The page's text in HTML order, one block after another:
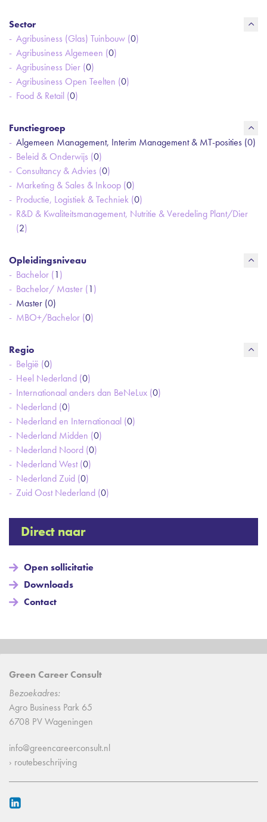
Sector
Agribusiness (Glas) Tuinbouw (0)
Agribusiness Algemeen (0)
Agribusiness Dier (0)
Agribusiness Open Teelten (0)
Food & Retail (0)
Functiegroep
Algemeen Management, Interim Management & MT-posities (0)
Beleid & Onderwijs (0)
Consultancy & Advies (0)
Marketing & Sales & Inkoop (0)
Productie, Logistiek & Techniek (0)
R&D & Kwaliteitsmanagement, Nutritie & Veredeling Plant/Dier
(2)
Opleidingsniveau
Bachelor (1)
Bachelor/ Master (1)
Master (0)
MBO+/Bachelor (0)
Regio
België (0)
Heel Nederland (0)
Internationaal anders dan BeNeLux (0)
Nederland (0)
Nederland en Internationaal (0)
Nederland Midden (0)
Nederland Noord (0)
Nederland West (0)
Nederland Zuid (0)
Zuid Oost Nederland (0)
Direct naar
Open sollicitatie
Downloads
Contact
Green Career Consult
Bezoekadres:
Agro Business Park 65
6708 PV Wageningen
info@greencareerconsult.nl
› routebeschrijving